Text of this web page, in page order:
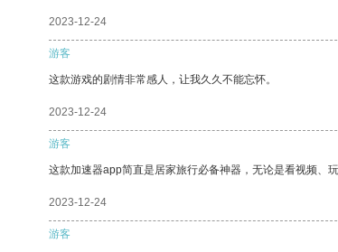
2023-12-24
游客
这款游戏的剧情非常感人，让我久久不能忘怀。
2023-12-24
游客
这款加速器app简直是居家旅行必备神器，无论是看视频、
2023-12-24
游客